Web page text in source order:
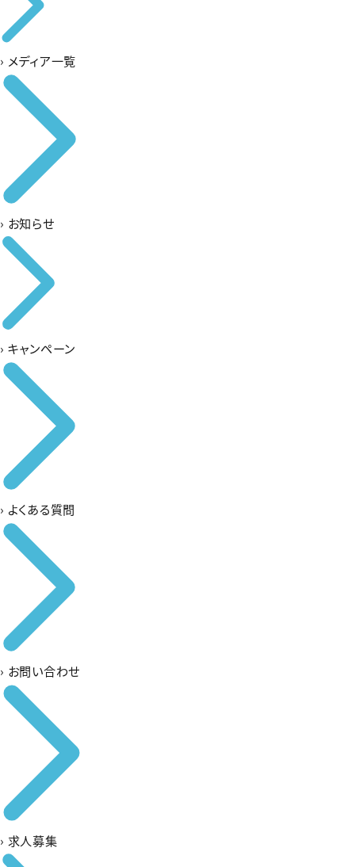
› メディア一覧
› お知らせ
› キャンペーン
› よくある質問
› お問い合わせ
› 求人募集